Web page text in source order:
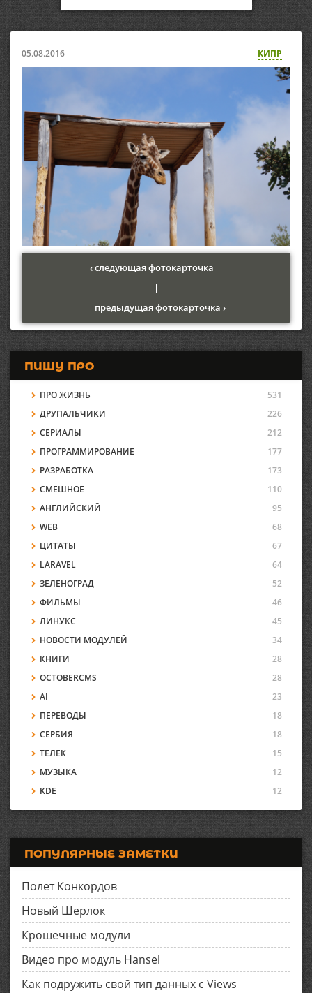
05.08.2016 КИПР
‹ следующая фотокарточка
|
предыдущая фотокарточка ›
ПИШУ ПРО
ПРО ЖИЗНЬ
531
ДРУПАЛЬЧИКИ
226
СЕРИАЛЫ
212
ПРОГРАММИРОВАНИЕ
177
РАЗРАБОТКА
173
СМЕШНОЕ
110
АНГЛИЙСКИЙ
95
WEB
68
ЦИТАТЫ
67
LARAVEL
64
ЗЕЛЕНОГРАД
52
ФИЛЬМЫ
46
ЛИНУКС
45
НОВОСТИ МОДУЛЕЙ
34
КНИГИ
28
OCTOBERCMS
28
AI
23
ПЕРЕВОДЫ
18
СЕРБИЯ
18
ТЕЛЕК
15
МУЗЫКА
12
KDE
12
ПОПУЛЯРНЫЕ ЗАМЕТКИ
Полет Конкордов
Новый Шерлок
Крошечные модули
Видео про модуль Hansel
Как подружить свой тип данных с Views